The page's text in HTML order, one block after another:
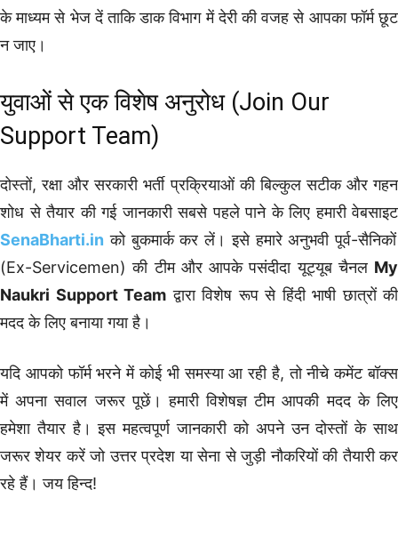
के माध्यम से भेज दें ताकि डाक विभाग में देरी की वजह से आपका फॉर्म छूट
न जाए।
युवाओं से एक विशेष अनुरोध (Join Our
Support Team)
दोस्तों, रक्षा और सरकारी भर्ती प्रक्रियाओं की बिल्कुल सटीक और गहन
शोध से तैयार की गई जानकारी सबसे पहले पाने के लिए हमारी वेबसाइट
SenaBharti.in को बुकमार्क कर लें। इसे हमारे अनुभवी पूर्व-सैनिकों
(Ex-Servicemen) की टीम और आपके पसंदीदा यूट्यूब चैनल My
Naukri Support Team द्वारा विशेष रूप से हिंदी भाषी छात्रों की
मदद के लिए बनाया गया है।
यदि आपको फॉर्म भरने में कोई भी समस्या आ रही है, तो नीचे कमेंट बॉक्स
में अपना सवाल जरूर पूछें। हमारी विशेषज्ञ टीम आपकी मदद के लिए
हमेशा तैयार है। इस महत्वपूर्ण जानकारी को अपने उन दोस्तों के साथ
जरूर शेयर करें जो उत्तर प्रदेश या सेना से जुड़ी नौकरियों की तैयारी कर
रहे हैं। जय हिन्द!